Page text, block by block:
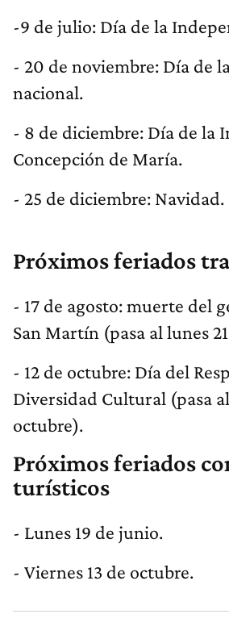
-9 de julio: Día de la
- 20 de noviembre: Día de
nacional.
- 8 de diciembre: Día de la
Concepción de María.
- 25 de diciembre: Navidad.
Próximos feriados
- 17 de agosto: muerte del
San Martín (pasa al lunes
- 12 de octubre: Día del
Diversidad Cultural (pasa
octubre).
Próximos feriados
turísticos
- Lunes 19 de junio.
- Viernes 13 de octubre.